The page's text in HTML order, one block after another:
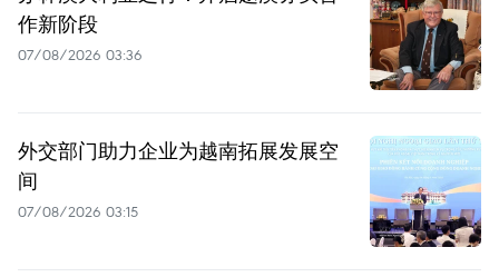
作新阶段
07/08/2026 03:36
外交部门助力企业为越南拓展发展空
间
07/08/2026 03:15